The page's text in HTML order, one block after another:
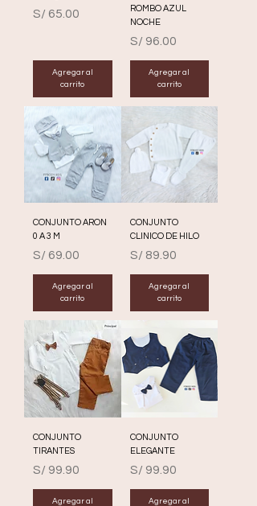
Precio
S/ 65.00
Agregar al
carrito
ROMBO AZUL
NOCHE
Precio
S/ 96.00
Agregar al
carrito
CONJUNTO ARON
0 A 3 M
Precio
S/ 69.00
Agregar al
carrito
CONJUNTO
CLINICO DE HILO
Precio
S/ 89.90
Agregar al
carrito
CONJUNTO
TIRANTES
Precio
S/ 99.90
Agregar al
CONJUNTO
ELEGANTE
Precio
S/ 99.90
Agregar al